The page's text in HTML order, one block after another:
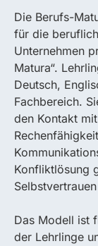
Die Berufs-
für die
Unternehmen
Matura“.
Deutsch,
Fachbereich.
den Kontakt
Konfliktlösung
Das Modell ist
der Lehrlinge